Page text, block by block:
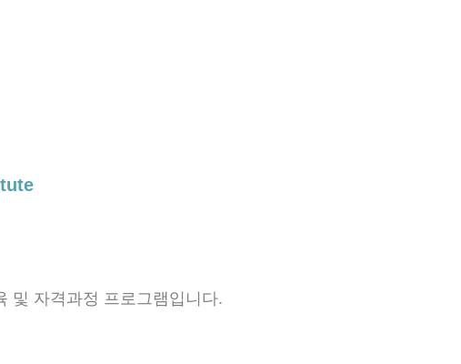
및 자격과정 프로그램입니다.